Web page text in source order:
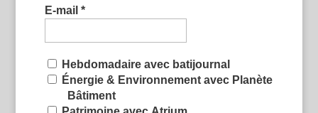
E-mail *
Hebdomadaire avec batijournal
Énergie & Environnement avec Planète
Bâtiment